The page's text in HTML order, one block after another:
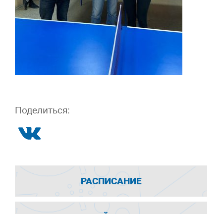
Поделиться:
РАСПИСАНИЕ